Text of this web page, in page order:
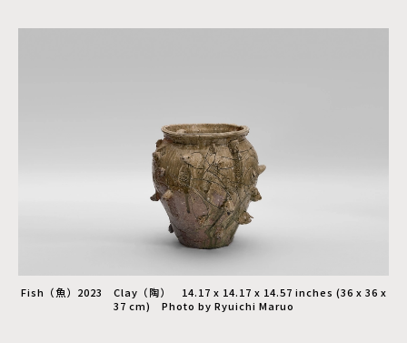
Fish（魚）2023 Clay（陶） 14.17 x 14.17 x 14.57 inches (36 x 36 x
37 cm) Photo by Ryuichi Maruo